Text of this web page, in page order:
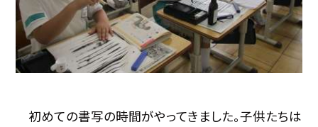
初めての書写の時間がやってきました。子供たちは